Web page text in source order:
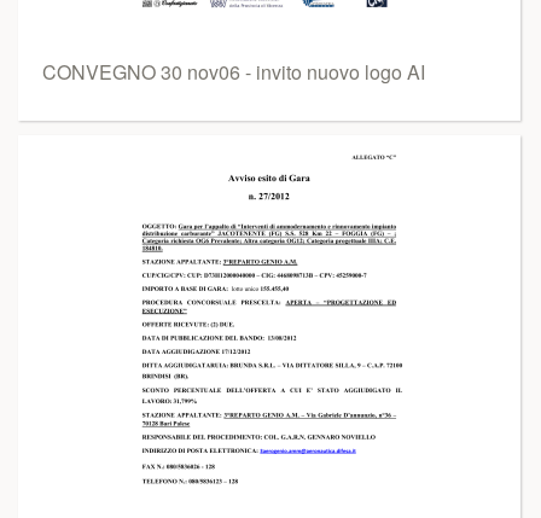
CONVEGNO 30 nov06 - invito nuovo logo AI